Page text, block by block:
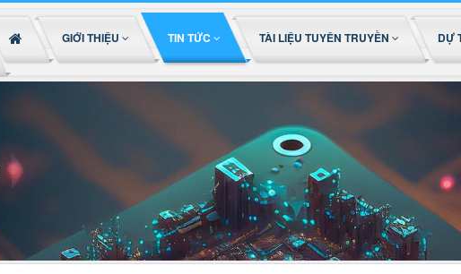
GIỚI THIỆU TIN TỨC TÀI LIỆU TUYÊN TRUYỀN DỰ